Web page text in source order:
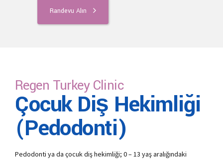
Randevu Alın
Regen Turkey Clinic
Çocuk Diş Hekimliği
(Pedodonti)
Pedodonti ya da çocuk diş hekimliği; 0 – 13 yaş aralığındaki